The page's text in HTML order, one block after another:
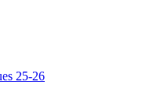
25-26